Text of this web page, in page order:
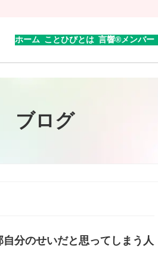
ホーム ことひびとは 言響®︎メンバー
ブログ
自分のせいだと思ってしまう人